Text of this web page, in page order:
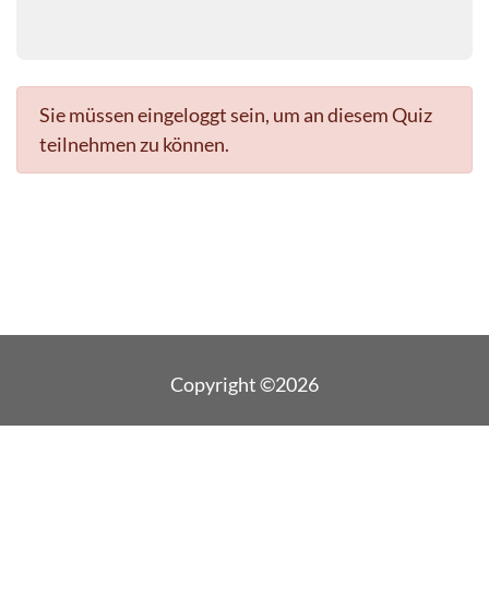
Sie müssen eingeloggt sein, um an diesem Quiz
teilnehmen zu können.
Copyright ©2026